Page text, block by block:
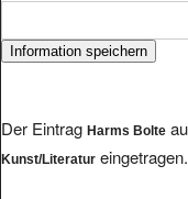
Der Eintrag Harms Bolte
Kunst/Literatur eingetragen.